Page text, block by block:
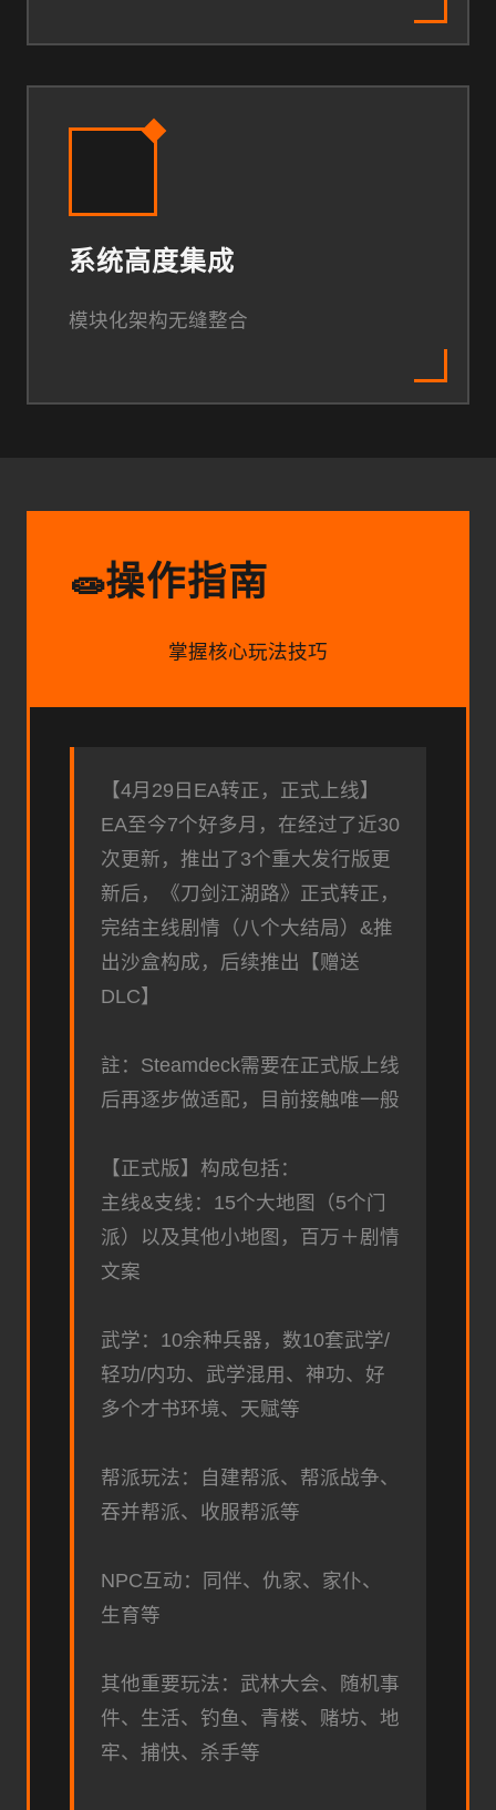
系统高度集成
模块化架构无缝整合
🧫操作指南
掌握核心玩法技巧
【4月29日EA转正，正式上线】
EA至今7个好多月，在经过了近30
次更新，推出了3个重大发行版更
新后，《刀剑江湖路》正式转正，
完结主线剧情（八个大结局）&推
出沙盒构成，后续推出【赠送
DLC】
註：Steamdeck需要在正式版上线
后再逐步做适配，目前接触唯一般
【正式版】构成包括：
主线&支线：15个大地图（5个门
派）以及其他小地图，百万＋剧情
文案
武学：10余种兵器，数10套武学/
轻功/内功、武学混用、神功、好
多个才书环境、天赋等
帮派玩法：自建帮派、帮派战争、
吞并帮派、收服帮派等
NPC互动：同伴、仇家、家仆、
生育等
其他重要玩法：武林大会、随机事
件、生活、钓鱼、青楼、赌坊、地
牢、捕快、杀手等